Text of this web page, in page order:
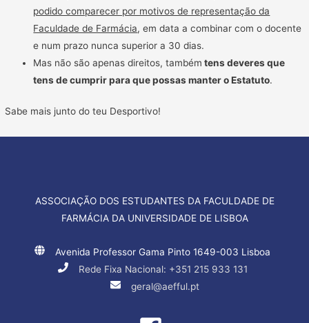
podido comparecer por motivos de representação da
Faculdade de Farmácia, em data a combinar com o docente
e num prazo nunca superior a 30 dias.
Mas não são apenas direitos, também tens deveres que
tens de cumprir para que possas manter o Estatuto.
Sabe mais junto do teu Desportivo!
ASSOCIAÇÃO DOS ESTUDANTES DA FACULDADE DE
FARMÁCIA DA UNIVERSIDADE DE LISBOA
Avenida Professor Gama Pinto 1649-003 Lisboa
Rede Fixa Nacional: +351 215 933 131
geral@aefful.pt